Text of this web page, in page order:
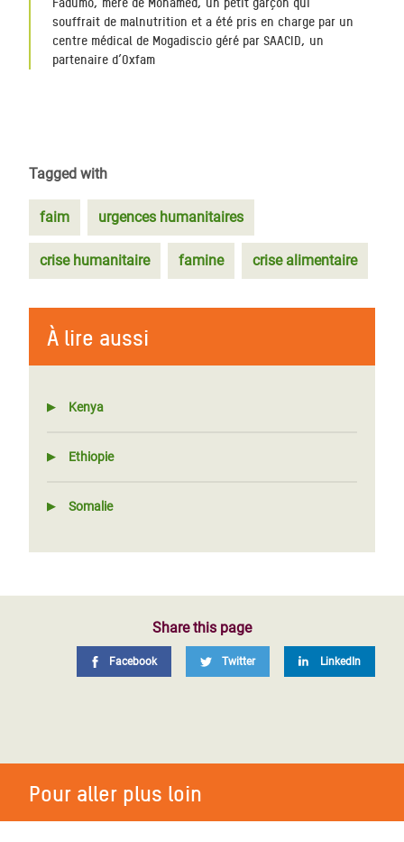
souffrait de malnutrition et a été pris en charge par un
centre médical de Mogadiscio géré par SAACID, un
partenaire d’Oxfam
Tagged with
faim urgences humanitaires
crise humanitaire famine crise alimentaire
À lire aussi
Kenya
Ethiopie
Somalie
Share this page
Facebook Twitter LinkedIn
Pour aller plus loin